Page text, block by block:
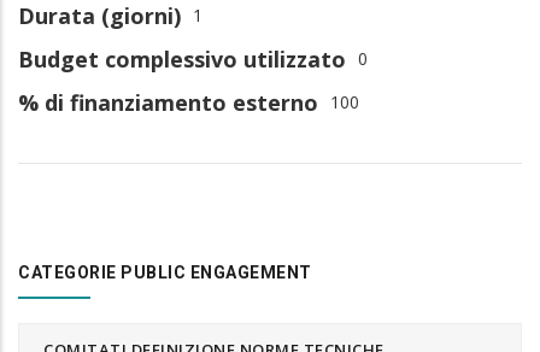
Durata (giorni) 1
Budget complessivo utilizzato 0
% di finanziamento esterno 100
CATEGORIE PUBLIC ENGAGEMENT